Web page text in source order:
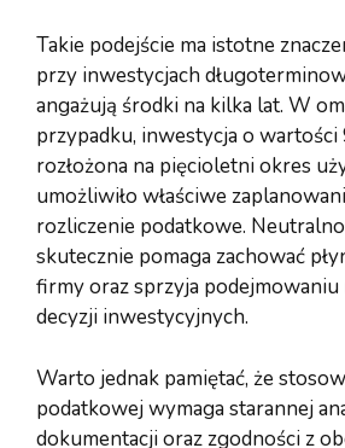
Takie podejście ma istotne
przy inwestycjach
angażują środki na kilka lat. W
przypadku, inwestycja o wartości
rozłożona na pięcioletni okres
umożliwiło właściwe
rozliczenie podatkowe.
skutecznie pomaga zachować
firmy oraz sprzyja
decyzji inwestycyjnych.
Warto jednak pamiętać, że
podatkowej wymaga starannej
dokumentacji oraz zgodności z